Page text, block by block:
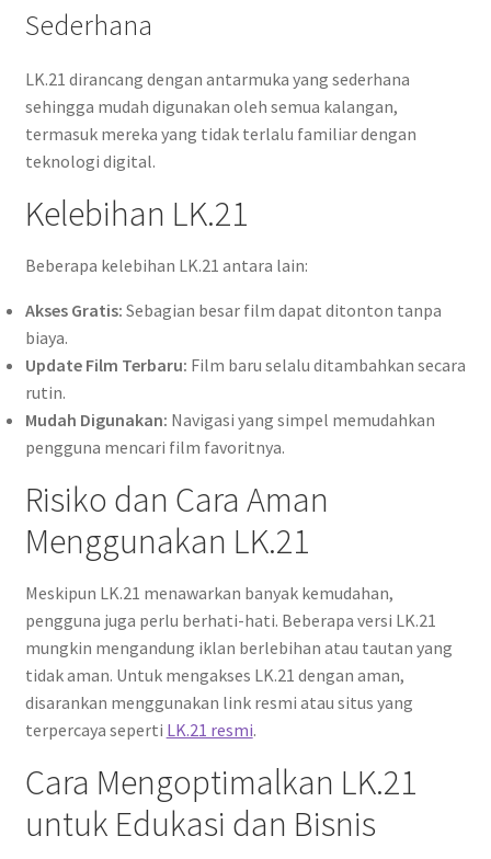
Sederhana
LK.21 dirancang dengan antarmuka yang sederhana
sehingga mudah digunakan oleh semua kalangan,
termasuk mereka yang tidak terlalu familiar dengan
teknologi digital.
Kelebihan LK.21
Beberapa kelebihan LK.21 antara lain:
Akses Gratis: Sebagian besar film dapat ditonton tanpa
biaya.
Update Film Terbaru: Film baru selalu ditambahkan secara
rutin.
Mudah Digunakan: Navigasi yang simpel memudahkan
pengguna mencari film favoritnya.
Risiko dan Cara Aman
Menggunakan LK.21
Meskipun LK.21 menawarkan banyak kemudahan,
pengguna juga perlu berhati-hati. Beberapa versi LK.21
mungkin mengandung iklan berlebihan atau tautan yang
tidak aman. Untuk mengakses LK.21 dengan aman,
disarankan menggunakan link resmi atau situs yang
terpercaya seperti LK.21 resmi.
Cara Mengoptimalkan LK.21
untuk Edukasi dan Bisnis